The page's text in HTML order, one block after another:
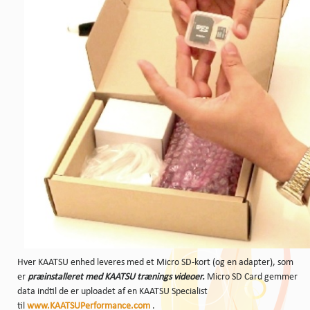
Hver KAATSU enhed leveres med et Micro SD-kort (og en adapter), som
er præinstalleret med KAATSU trænings videoer. Micro SD Card gemmer
data indtil de er uploadet af en KAATSU Specialist
til www.KAATSUPerformance.com .